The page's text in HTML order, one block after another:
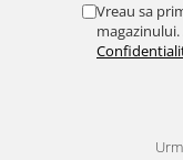
Vreau sa